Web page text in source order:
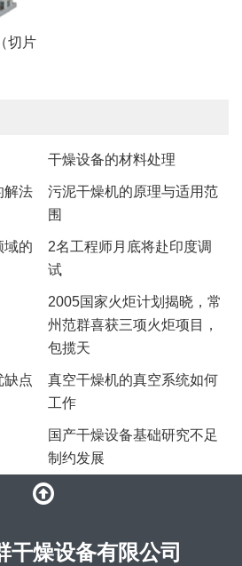
切片
干燥设备的材料处理
解法
污泥干燥机的原理与适用范
围
域的
2名工程师月底将赴印度调
试
2005国家火炬计划揭晓，常
州范群喜获三项火炬项目，
包揽天
缺点
真空干燥机的真空系统如何
工作
国产干燥设备基础研究不足
制约发展
干燥设备有限公司